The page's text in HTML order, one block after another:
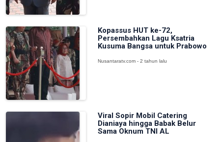
Kopassus HUT ke-72,
Persembahkan Lagu Ksatria
Kusuma Bangsa untuk Prabowo
Nusantaratv.com - 2 tahun lalu
Viral Sopir Mobil Catering
Dianiaya hingga Babak Belur
Sama Oknum TNI AL